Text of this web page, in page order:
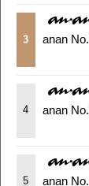
3 anan
4 anan
5 anan